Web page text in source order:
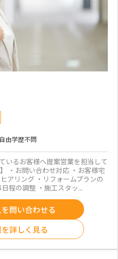
由学歴不問
いるお客様へ提案営業を担当して
・お問い合わせ対応 ・お客様宅
アリング ・リフォームプランの
程の調整 ・施工スタッ...
問い合わせる
詳しく見る